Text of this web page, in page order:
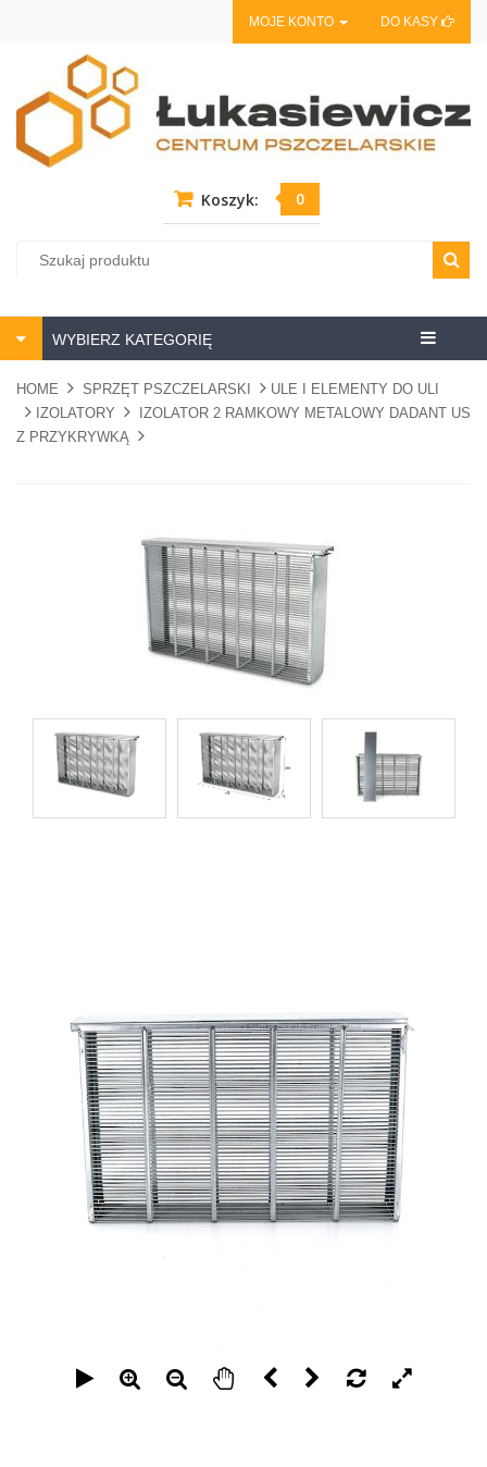
MOJE KONTO DO KASY
Koszyk: 0
Centrum
WYBIERZ KATEGORIĘ
HOME SPRZĘT PSZCZELARSKI
ULE I ELEMENTY DO ULI
IZOLATORY
IZOLATOR 2 RAMKOWY METALOWY DADANT US
Z PRZYKRYWKĄ